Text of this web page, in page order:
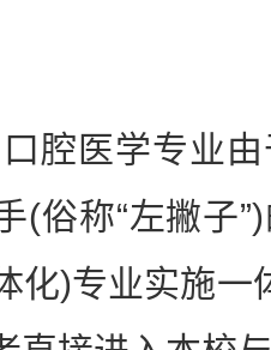
医学专业由
(俗称“左撇子
化)专业实施一